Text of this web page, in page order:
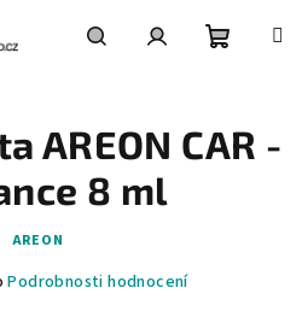
košík
AREON CAR -
8 ml
AREON
Podrobnosti hodnocení